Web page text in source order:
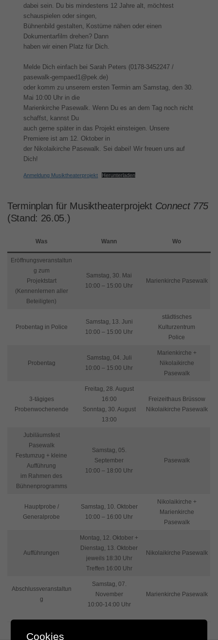
dabei sein. Du bis mindestens 12 Jahre alt, möchtest
schauspielen oder singen,
Bühnenbild gestalten, Kostüme nähen oder einen
Dokumentarfilm drehen? Dann
haben wir einen Platz für Dich.
Melde Dich einfach bei Sarah Peters (0178-3452247 /
pasewalk-gempaed1@pek.de)
oder komm zu unserem ersten Termin am Samstag, den 30.
Mai 10:00 Uhr in die
Marienkirche Pasewalk. Wenn Du es an dem Tag noch nicht
schaffst, kannst Du
auch gerne später in das Projekt einsteigen. Unsere
Premiere ist am 12. Oktober in
der Nikolaikirche Pasewalk. Sei dabei! Wir freuen uns auf
Dich!
Anmeldung Musiktheaterprojekt Herunterladen
Terminplan für Musiktheaterprojekt Connect 775
(Stand: 26.05.)
Was Wann Wo
Eröffnungsveranstaltun
g zum
Projektstart
(Kennenlernen aller
Beteiligten)
Samstag, 30. Mai
10:00 – 15:00 Uhr
Marienkirche Pasewalk
Probentag in Police
Samstag, 13. Juni
10:00 – 15:00 Uhr
städtisches
Kulturzentrum
Police
Probentag
Samstag, 04. Juli
10:00 – 15:00 Uhr
Marienkirche +
Nikolaikirche
Pasewalk
3-tägiges
Probenwochenende
Freitag, 28. August
16:00
Sonntag, 30. August
13:00
Freizeithaus Brüssow
Nikolaikirche Pasewalk
Jubiläumsfest
Pasewalk
Festumzug + kleine
Aufführung
im Rahmen des
Bühnenprogramms
Samstag, 05.
September
10:00 – 18:00 Uhr
Pasewalk
Hauptprobe /
Generalprobe
Samstag, 10. Oktober
10:00 – 16:00 Uhr
Nikolaikirche +
Marienkirche
Pasewalk
Aufführungen
Montag, 12. Oktober +
Dienstag, 13. Oktober
jeweils 18:30 Uhr
Treffen 16:00 Uhr
Nikolaikirche Pasewalk
Abschlussveranstaltun
g
Samstag, 07.
November
10:00-14:00 Uhr
Marienkirche Pasewalk
Cookies